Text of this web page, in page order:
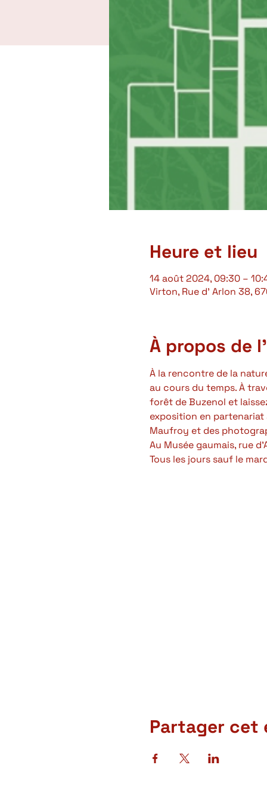
Heure et lieu
14 août 2024, 09:30 –
Virton, Rue d' Arlon 38,
À propos de
À la rencontre de la
au cours du temps. À
forêt de Buzenol et
exposition en partenariat
Maufroy et des
Au Musée gaumais, rue
Tous les jours sauf le
Partager cet